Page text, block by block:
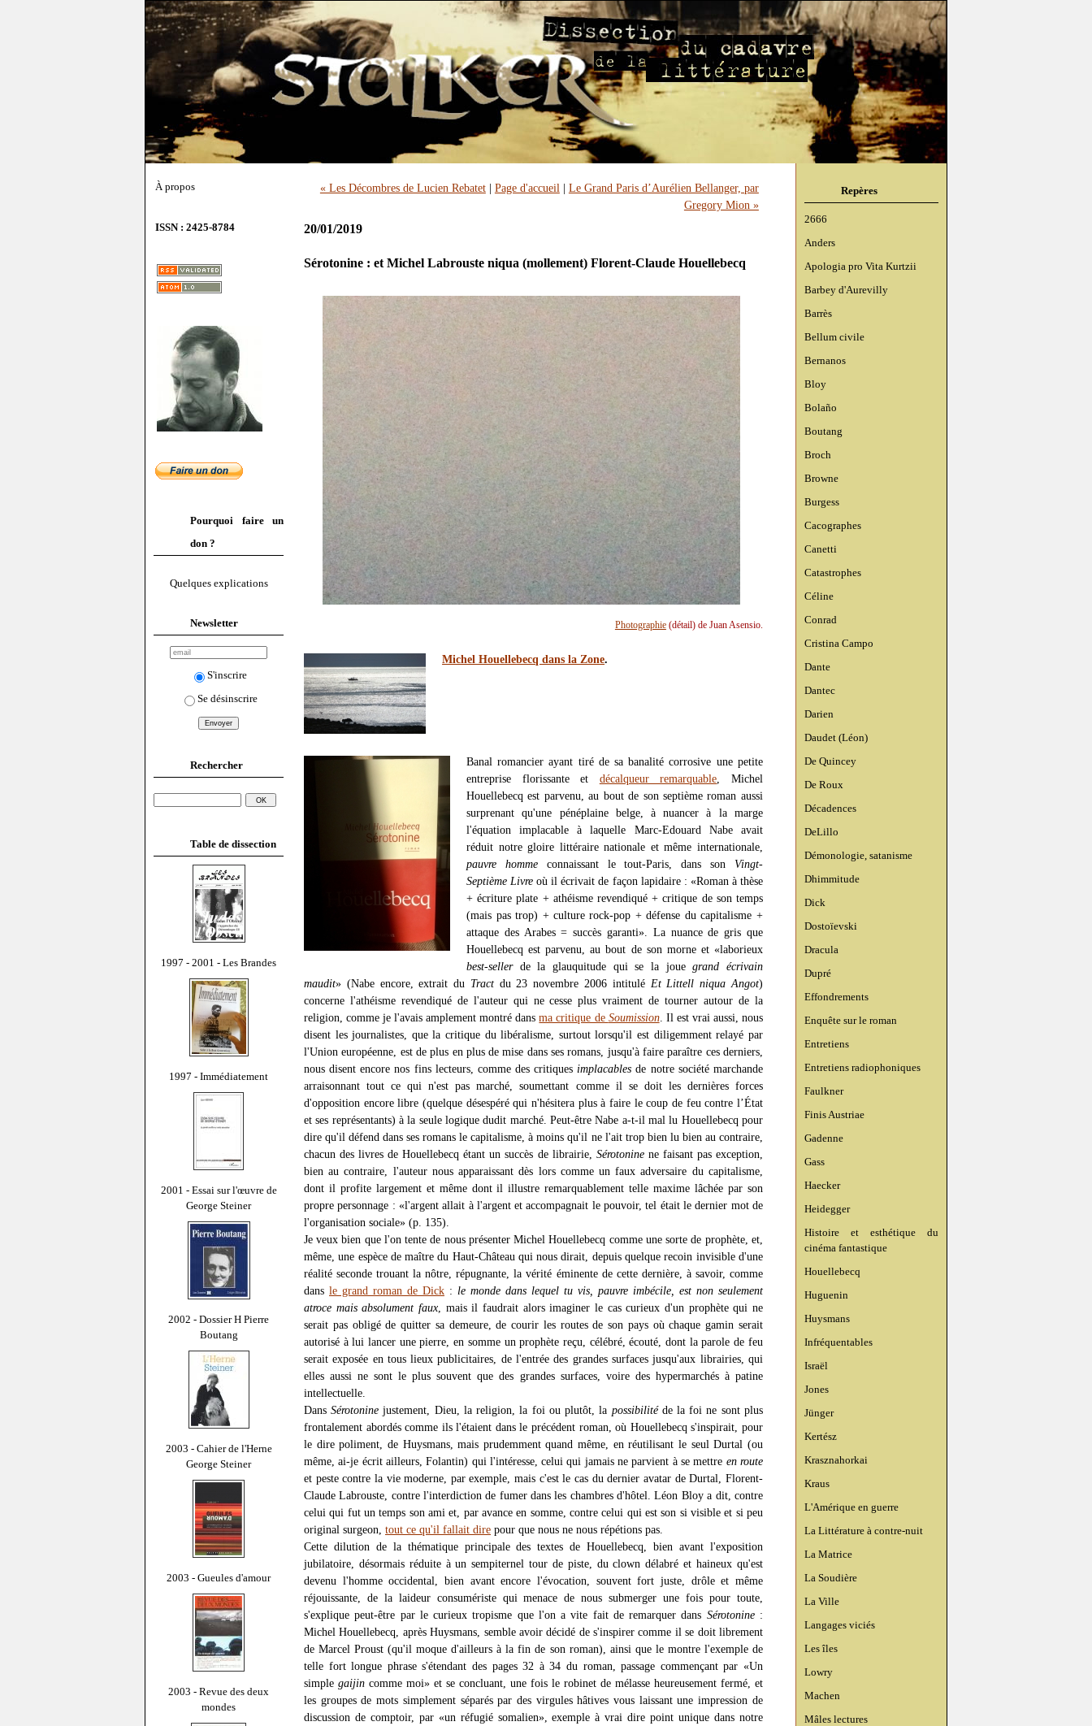
À propos
ISSN : 2425-8784
Pourquoi faire un
don ?
Quelques explications
Newsletter
S'inscrire
Se désinscrire
Rechercher
Table de dissection
1997 - 2001 - Les Brandes
1997 - Immédiatement
2001 - Essai sur l'œuvre de
George Steiner
2002 - Dossier H Pierre
Boutang
2003 - Cahier de l'Herne
George Steiner
2003 - Gueules d'amour
2003 - Revue des deux
mondes
Repères
2666
Anders
Apologia pro Vita Kurtzii
Barbey d'Aurevilly
Barrès
Bellum civile
Bernanos
Bloy
Bolaño
Boutang
Broch
Browne
Burgess
Cacographes
Canetti
Catastrophes
Céline
Conrad
Cristina Campo
Dante
Dantec
Darien
Daudet (Léon)
De Quincey
De Roux
Décadences
DeLillo
Démonologie, satanisme
Dhimmitude
Dick
Dostoïevski
Dracula
Dupré
Effondrements
Enquête sur le roman
Entretiens
Entretiens radiophoniques
Faulkner
Finis Austriae
Gadenne
Gass
Haecker
Heidegger
Histoire et esthétique du
cinéma fantastique
Houellebecq
Huguenin
Huysmans
Infréquentables
Israël
Jones
Jünger
Kertész
Krasznahorkai
Kraus
L'Amérique en guerre
La Littérature à contre-nuit
La Matrice
La Soudière
La Ville
Langages viciés
Les îles
Lowry
Machen
Mâles lectures
« Les Décombres de Lucien Rebatet| Page d'accueil | Le Grand Paris d’Aurélien Bellanger, par
Gregory Mion »
20/01/2019
Sérotonine : et Michel Labrouste niqua (mollement) Florent-Claude Houellebecq
Photographie(détail) de Juan Asensio.
Michel Houellebecq dans la Zone.
Banal romancier ayant tiré de sa banalité corrosive une petite
entreprise florissante et décalqueur remarquable , Michel
Houellebecq est parvenu, au bout de son septième roman aussi
surprenant qu'une pénéplaine belge, à nuancer à la marge
l'équation implacable à laquelle Marc-Edouard Nabe avait
réduit notre gloire littéraire nationale et même internationale,
pauvre hommeconnaissant le tout-Paris, dans son Vingt-
Septième Livre où il écrivait de façon lapidaire : «Roman à thèse
+ écriture plate + athéisme revendiqué + critique de son temps
(mais pas trop) + culture rock-pop + défense du capitalisme +
attaque des Arabes = succès garanti». La nuance de gris que
Houellebecq est parvenu, au bout de son morne et «laborieux
best-sellerde la glauquitude qui se la jouegrand écrivain
maudit» (Nabe encore, extrait du Tractdu 23 novembre 2006 intitulé Et Littell niqua Angot)
concerne l'athéisme revendiqué de l'auteur qui ne cesse plus vraiment de tourner autour de la
religion, comme je l'avais amplement montré dansma critique de Soumission. Il est vrai aussi, nous
disent les journalistes, que la critique du libéralisme, surtout lorsqu'il est diligemment relayé par
l'Union européenne, est de plus en plus de mise dans ses romans, jusqu'à faire paraître ces derniers,
nous disent encore nos fins lecteurs, comme des critiques implacables de notre société marchande
arraisonnant tout ce qui n'est pas marché, soumettant comme il se doit les dernières forces
d'opposition encore libre (quelque désespéré qui n'hésitera plus à faire le coup de feu contre l’État
et ses représentants) à la seule logique dudit marché. Peut-être Nabe a-t-il mal lu Houellebecq pour
dire qu'il défend dans ses romans le capitalisme, à moins qu'il ne l'ait trop bien lu bien au contraire,
chacun des livres de Houellebecq étant un succès de librairie, Sérotoninene faisant pas exception,
bien au contraire, l'auteur nous apparaissant dès lors comme un faux adversaire du capitalisme,
dont il profite largement et même dont il illustre remarquablement telle maxime lâchée par son
propre personnage : «l'argent allait à l'argent et accompagnait le pouvoir, tel était le dernier mot de
l'organisation sociale» (p. 135).
Je veux bien que l'on tente de nous présenter Michel Houellebecq comme une sorte de prophète, et,
même, une espèce de maître du Haut-Château qui nous dirait, depuis quelque recoin invisible d'une
réalité seconde trouant la nôtre, répugnante, la vérité éminente de cette dernière, à savoir, comme
dans le grand roman de Dick: le monde dans lequel tu vis, pauvre imbécile, est non seulement
atroce mais absolument faux, mais il faudrait alors imaginer le cas curieux d'un prophète qui ne
serait pas obligé de quitter sa demeure, de courir les routes de son pays où chaque gamin serait
autorisé à lui lancer une pierre, en somme un prophète reçu, célébré, écouté, dont la parole de feu
serait exposée en tous lieux publicitaires, de l'entrée des grandes surfaces jusqu'aux librairies, qui
elles aussi ne sont le plus souvent que des grandes surfaces, voire des hypermarchés à patine
intellectuelle.
DansSérotonine justement, Dieu, la religion, la foi ou plutôt, la possibilitéde la foi ne sont plus
frontalement abordés comme ils l'étaient dans le précédent roman, où Houellebecq s'inspirait, pour
le dire poliment, de Huysmans, mais prudemment quand même, en réutilisant le seul Durtal (ou
même, ai-je écrit ailleurs, Folantin) qui l'intéresse, celui qui jamais ne parvient à se mettre en route
et peste contre la vie moderne, par exemple, mais c'est le cas du dernier avatar de Durtal, Florent-
Claude Labrouste, contre l'interdiction de fumer dans les chambres d'hôtel. Léon Bloy a dit, contre
celui qui fut un temps son ami et, par avance en somme, contre celui qui est son si visible et si peu
original surgeon, tout ce qu'il fallait dire pour que nous ne nous répétions pas.
Cette dilution de la thématique principale des textes de Houellebecq, bien avant l'exposition
jubilatoire, désormais réduite à un sempiternel tour de piste, du clown délabré et haineux qu'est
devenu l'homme occidental, bien avant encore l'évocation, souvent fort juste, drôle et même
réjouissante, de la laideur consumériste qui menace de nous submerger une fois pour toute,
s'explique peut-être par le curieux tropisme que l'on a vite fait de remarquer dans Sérotonine:
Michel Houellebecq, après Huysmans, semble avoir décidé de s'inspirer comme il se doit librement
de Marcel Proust (qu'il moque d'ailleurs à la fin de son roman), ainsi que le montre l'exemple de
telle fort longue phrase s'étendant des pages 32 à 34 du roman, passage commençant par «Un
simple gaijin comme moi» et se concluant, une fois le robinet de mélasse heureusement fermé, et
les groupes de mots simplement séparés par des virgules hâtives vous laissant une impression de
discussion de comptoir, par «un réfugié somalien», exemple à vrai dire point unique dans notre